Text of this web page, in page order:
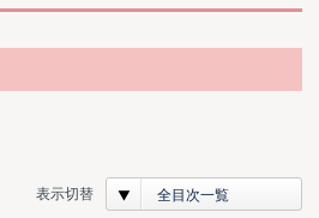
表示切替 全目次一覧